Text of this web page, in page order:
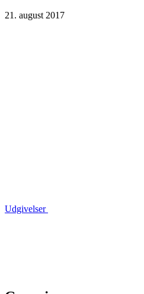
21. august 2017
Udgivelser